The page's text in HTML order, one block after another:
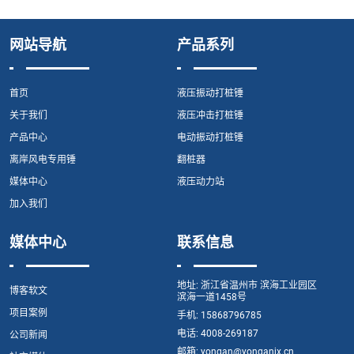
网站导航
首页
关于我们
产品中心
离岸风电专用锤
媒体中心
加入我们
产品系列
液压振动打桩锤
液压冲击打桩锤
电动振动打桩锤
翻桩器
液压动力站
媒体中心
博客软文
项目案例
公司新闻
联系信息
地址: 浙江省温州市 滨海工业园区
滨海一道1458号
手机: 15868796785
电话: 4008-269187